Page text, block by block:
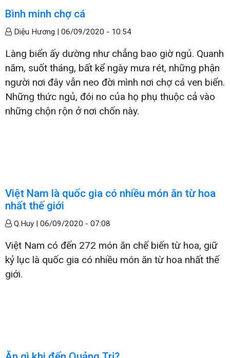
Bình minh chợ cá
Diệu Hương | 06/09/2020 - 10:54
Làng biển ấy dường như chẳng bao giờ ngủ. Quanh
năm, suốt tháng, bất kể ngày mưa rét, những phận
người nơi đây vẫn neo đời mình nơi chợ cá ven biển.
Những thức ngủ, đói no của họ phụ thuộc cả vào
những chộn rộn ở nơi chốn này.
Việt Nam là quốc gia có nhiều món ăn từ hoa
nhất thế giới
Q.Huy | 06/09/2020 - 07:08
Việt Nam có đến 272 món ăn chế biến từ hoa, giữ
kỷ lục là quốc gia có nhiều món ăn từ hoa nhất thế
giới.